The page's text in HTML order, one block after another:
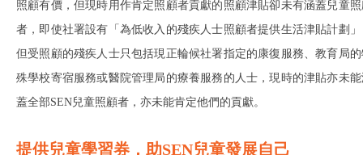
照顧有價，但現時用作肯定照顧者貢獻的照顧津貼卻未有涵蓋兒童
者，即使社署設有「為低收入的殘疾人士照顧者提供生活津貼計劃
但受照顧的殘疾人士只包括現正輪候社署指定的康復服務、教育局
殊學校寄宿服務或醫院管理局的療養服務的人士，現時的津貼亦未
蓋全部SEN兒童照顧者，亦未能肯定他們的貢獻。
提供兒童學習券 ，助SEN兒童發展自己